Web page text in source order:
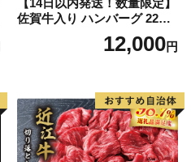
佐賀牛入り ハンバーグ 22個
2.6kg(120g×22個)【佐賀牛
黒毛和牛 ブランド牛 九州 ハ
気】(H083106)
12,000円